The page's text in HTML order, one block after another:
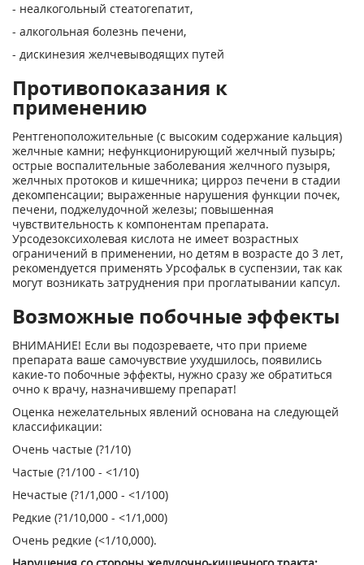
- неалкогольный стеатогепатит,
- алкогольная болезнь печени,
- дискинезия желчевыводящих путей
Противопоказания к
применению
Рентгеноположительные (с высоким содержание кальция)
желчные камни; нефункционирующий желчный пузырь;
острые воспалительные заболевания желчного пузыря,
желчных протоков и кишечника; цирроз печени в стадии
декомпенсации; выраженные нарушения функции почек,
печени, поджелудочной железы; повышенная
чувствительность к компонентам препарата.
Урсодезоксихолевая кислота не имеет возрастных
ограничений в применении, но детям в возрасте до 3 лет,
рекомендуется применять Урсофальк в суспензии, так как
могут возникать затруднения при проглатывании капсул.
Возможные побочные эффекты
ВНИМАНИЕ! Если вы подозреваете, что при приеме
препарата ваше самочувствие ухудшилось, появились
какие-то побочные эффекты, нужно сразу же обратиться
очно к врачу, назначившему препарат!
Оценка нежелательных явлений основана на следующей
классификации:
Очень частые (?1/10)
Частые (?1/100 - <1/10)
Нечастые (?1/1,000 - <1/100)
Редкие (?1/10,000 - <1/1,000)
Очень редкие (<1/10,000).